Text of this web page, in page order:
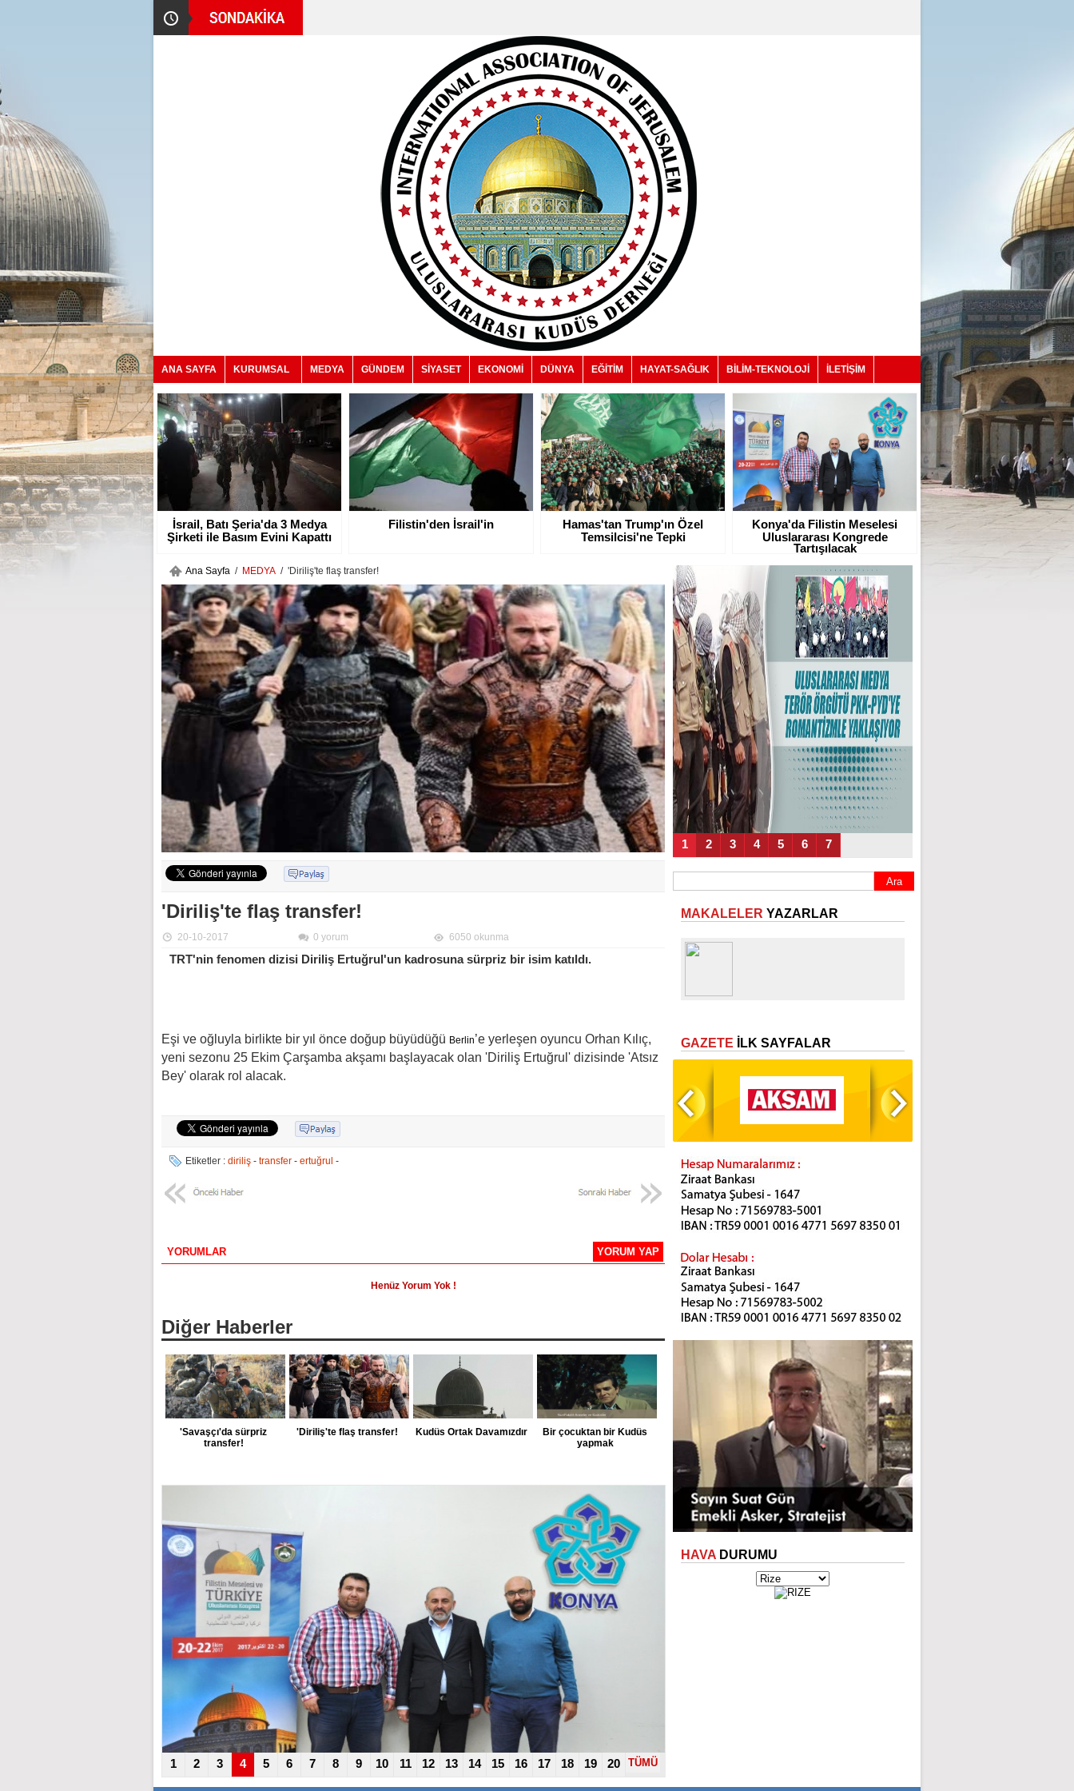
ANA SAYFA KURUMSAL MEDYA GÜNDEM SİYASET EKONOMİ DÜNYA EĞİTİM HAYAT-SAĞLIK BİLİM-TEKNOLOJİ İLETİŞİM
İsrail, Batı Şeria'da 3 Medya
Şirketi ile Basım Evini Kapattı
Filistin'den İsrail'in Hamas'tan Trump'ın Özel
Temsilcisi'ne Tepki
Konya'da Filistin Meselesi
Uluslararası Kongrede
Tartışılacak
Ana Sayfa / MEDYA / 'Diriliş'te flaş transfer!
'Diriliş'te flaş transfer!
20-10-2017 0 yorum 6050 okunma
TRT'nin fenomen dizisi Diriliş Ertuğrul'un kadrosuna sürpriz bir isim katıldı.
Eşi ve oğluyla birlikte bir yıl önce doğup büyüdüğü Berlin’e yerleşen oyuncu Orhan Kılıç,
yeni sezonu 25 Ekim Çarşamba akşamı başlayacak olan 'Diriliş Ertuğrul' dizisinde 'Atsız
Bey' olarak rol alacak.
Etiketler : diriliş - transfer - ertuğrul -
YORUMLAR YORUM YAP
Henüz Yorum Yok !
Diğer Haberler
'Savaşçı'da sürpriz
transfer!
'Diriliş'te flaş transfer! Kudüs Ortak Davamızdır
Bir çocuktan bir Kudüs
yapmak
1 2 3 4 5 6 7 8 9 10 11 12 13 14 15 16 17 18 19 20 TÜMÜ
1 2 3 4 5 6 7
MAKALELER YAZARLAR
GAZETE İLK SAYFALAR
HAVA DURUMU